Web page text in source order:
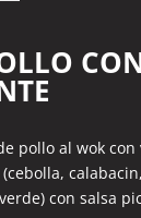
pollo al wok
con salsa